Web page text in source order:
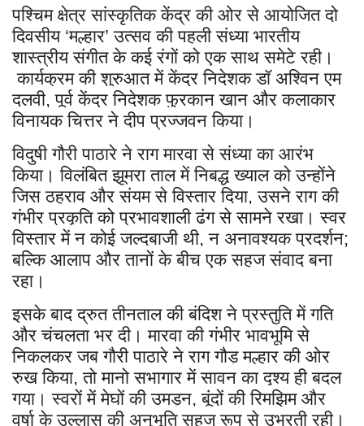
पश्चिम क्षेत्र सांस्कृतिक केंद्र की ओर से आयोजित दो
दिवसीय ‘मल्हार’उत्सव की पहली संध्या भारतीय
शास्त्रीय संगीत के कई रंगों को एक साथ समेटे रही।
कार्यक्रम की शुरुआत में केंद्र निदेशक डॉ अश्विन एम
दलवी,पूर्व केंद्र निदेशक फुरकान खान और कलाकार
विनायक चित्तर ने दीप प्रज्जवन किया।
विदुषी गौरी पाठारे ने राग मारवा से संध्या का आरंभ
किया। विलंबित झूमरा ताल में निबद्ध ख्याल को उन्होंने
जिस ठहराव और संयम से विस्तार दिया,उसने राग की
गंभीर प्रकृति को प्रभावशाली ढंग से सामने रखा। स्वर
विस्तार में न कोई जल्दबाजी थी,न अनावश्यक प्रदर्शन;
बल्कि आलाप और तानों के बीच एक सहज संवाद बना
रहा।
इसके बाद द्रुत तीनताल की बंदिश ने प्रस्तुति में गति
और चंचलता भर दी। मारवा की गंभीर भावभूमि से
निकलकर जब गौरी पाठारे ने राग गौड़ मल्हार की ओर
रुख किया,तो मानो सभागार में सावन का दृश्य ही बदल
गया। स्वरों में मेघों की उमड़न,बूंदों की रिमझिम और
वर्षा के उल्लास की अनुभूति सहज रूप से उभरती रही।